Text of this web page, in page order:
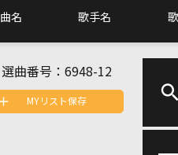
曲名 歌手名
選曲番号： 6948-12
MYリスト保存